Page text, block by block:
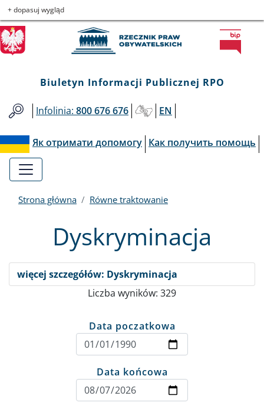
Przejdź
do
menu
głównego
Przejdź
do
treści
Przejdź
to
informacji
o
Przejdź
do
mapy
serwisu
Biuletyn
Informacji
Publicznej
RPO
+ dopasuj wygląd
Biuletyn Informacji Publicznej RPO
Infolinia: 800 676 676 EN
Як отримати допомогу Как получить помощь
Strona główna Równe traktowanie
Dyskryminacja
więcej szczegółów: Dyskryminacja
Liczba wyników: 329
Data poczatkowa
Data końcowa